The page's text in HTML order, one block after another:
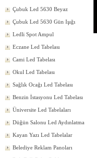
Çubuk Led 5630 Beyaz
Çubuk Led 5630 Gün Işığı
Ledli Spot Ampul
Eczane Led Tabelası
Cami Led Tabelası
Okul Led Tabelası
Sağlık Ocağı Led Tabelası
Benzin İstasyonu Led Tabelası
Üniversite Led Tabelaları
Düğün Salonu Led Aydınlatma
Kayan Yazı Led Tabelalar
Belediye Reklam Panoları